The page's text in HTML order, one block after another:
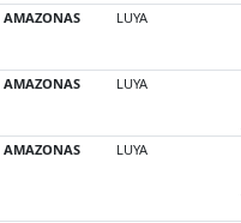
AMAZONAS LUYA
AMAZONAS LUYA
AMAZONAS LUYA